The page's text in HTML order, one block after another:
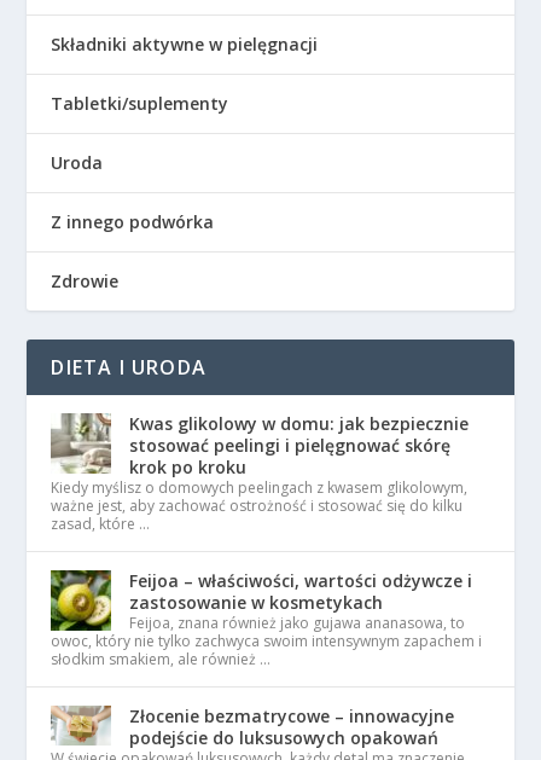
Składniki aktywne w pielęgnacji
Tabletki/suplementy
Uroda
Z innego podwórka
Zdrowie
DIETA I URODA
Kwas glikolowy w domu: jak bezpiecznie
stosować peelingi i pielęgnować skórę
krok po kroku
Kiedy myślisz o domowych peelingach z kwasem glikolowym,
ważne jest, aby zachować ostrożność i stosować się do kilku
zasad, które …
Feijoa – właściwości, wartości odżywcze i
zastosowanie w kosmetykach
Feijoa, znana również jako gujawa ananasowa, to
owoc, który nie tylko zachwyca swoim intensywnym zapachem i
słodkim smakiem, ale również …
Złocenie bezmatrycowe – innowacyjne
podejście do luksusowych opakowań